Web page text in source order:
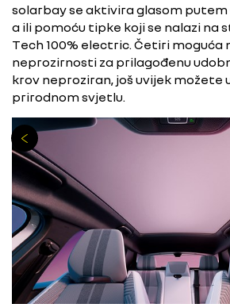
solarbay se aktivira glasom
a ili pomoću tipke koji se nalazi na
Tech 100% electric. Četiri moguća
neprozirnosti za prilagođenu
krov neproziran, još uvijek možete
prirodnom svjetlu.